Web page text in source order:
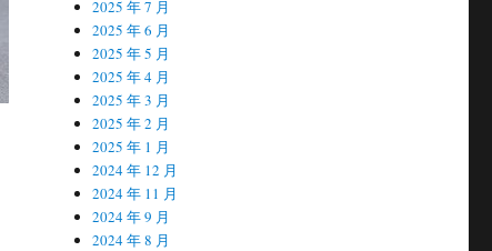
2025 年 7 月
2025 年 6 月
2025 年 5 月
2025 年 4 月
2025 年 3 月
2025 年 2 月
2025 年 1 月
2024 年 12 月
2024 年 11 月
2024 年 9 月
2024 年 8 月